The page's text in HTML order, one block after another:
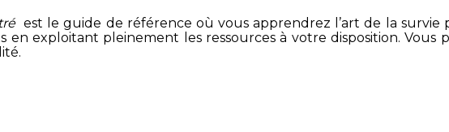
est le guide de référence où vous apprendrez l’art de la survie
en exploitant pleinement les ressources à votre disposition.